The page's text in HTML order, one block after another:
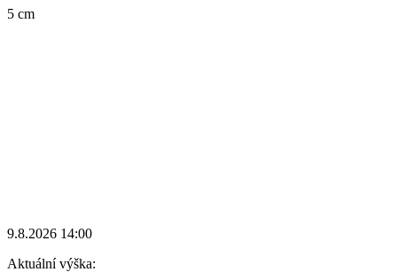
5 cm
9.8.2026 14:00
Aktuální výška: